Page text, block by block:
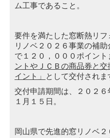
ム工事であること。
要件を満たした窓断熱リ
リノベ２０２６事業の補
で１２０，０００ポイント
ントやＪＣＢの商品券と
イント」
として交付されま
交付申請期間は、２０２
１月１５日。
岡山県で先進的窓リノベ